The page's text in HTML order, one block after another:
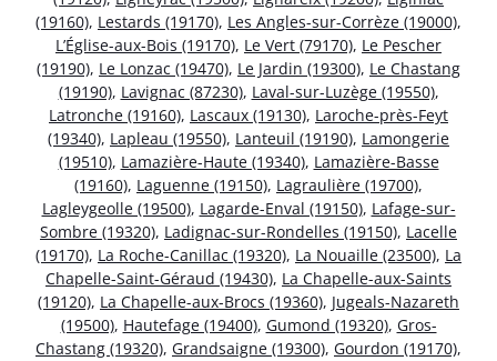
(19160), Lestards (19170), Les Angles-sur-Corrèze (19000),
L’Église-aux-Bois (19170), Le Vert (79170), Le Pescher
(19190), Le Lonzac (19470), Le Jardin (19300), Le Chastang
(19190), Lavignac (87230), Laval-sur-Luzège (19550),
Latronche (19160), Lascaux (19130), Laroche-près-Feyt
(19340), Lapleau (19550), Lanteuil (19190), Lamongerie
(19510), Lamazière-Haute (19340), Lamazière-Basse
(19160), Laguenne (19150), Lagraulière (19700),
Lagleygeolle (19500), Lagarde-Enval (19150), Lafage-sur-
Sombre (19320), Ladignac-sur-Rondelles (19150), Lacelle
(19170), La Roche-Canillac (19320), La Nouaille (23500), La
Chapelle-Saint-Géraud (19430), La Chapelle-aux-Saints
(19120), La Chapelle-aux-Brocs (19360), Jugeals-Nazareth
(19500), Hautefage (19400), Gumond (19320), Gros-
Chastang (19320), Grandsaigne (19300), Gourdon (19170),